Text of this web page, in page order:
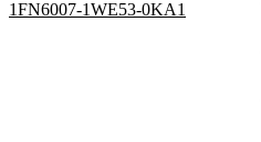
1FN6007-1WE53-0KA1